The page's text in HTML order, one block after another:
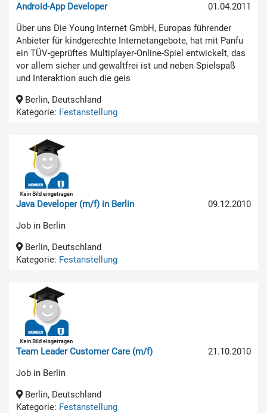
01.04.2011
Android-App Developer
Über uns Die Young Internet GmbH, Europas führender
Anbieter für kindgerechte Internetangebote, hat mit Panfu
ein TÜV-geprüftes Multiplayer-Online-Spiel entwickelt, das
vor allem sicher und gewaltfrei ist und neben Spielspaß
und Interaktion auch die geis
Berlin, Deutschland
Kategorie: Festanstellung
09.12.2010
Java Developer (m/f) in Berlin
Job in Berlin
Berlin, Deutschland
Kategorie: Festanstellung
21.10.2010
Team Leader Customer Care (m/f)
Job in Berlin
Berlin, Deutschland
Kategorie: Festanstellung